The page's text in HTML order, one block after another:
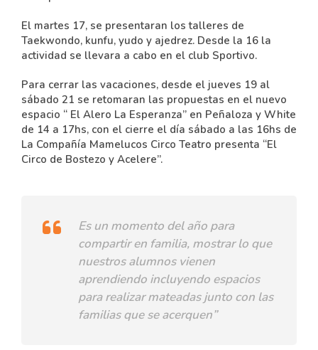
El martes 17, se presentaran los talleres de
Taekwondo, kunfu, yudo y ajedrez. Desde la 16 la
actividad se llevara a cabo en el club Sportivo.
Para cerrar las vacaciones, desde el jueves 19 al
sábado 21 se retomaran las propuestas en el nuevo
espacio “ El Alero La Esperanza” en Peñaloza y White
de 14 a 17hs, con el cierre el día sábado a las 16hs de
La Compañía Mamelucos Circo Teatro presenta “El
Circo de Bostezo y Acelere”.
Es un momento del año para
compartir en familia, mostrar lo que
nuestros alumnos vienen
aprendiendo incluyendo espacios
para realizar mateadas junto con las
familias que se acerquen”